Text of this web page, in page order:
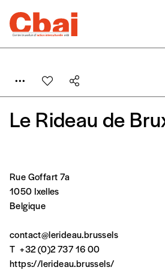
Le Rideau de
Se
Formulaire
commande
A partir de 2021,
l’interculturel,vous est
Rue Goffart 7a
1050 Ixelles
Belgique
contact@lerideau.brussels
T +32 (0)2 737 16 00
https://lerideau.brussels/